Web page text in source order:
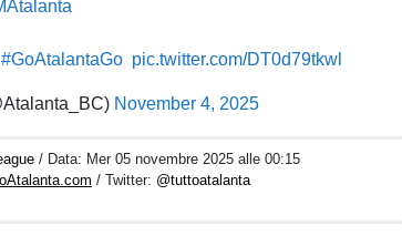
#GoAtalantaGo pic.twitter.com/DT0d79tkwl
November 4, 2025
/ Data: Mer 05 novembre 2025 alle 00:15
/ Twitter: @tuttoatalanta